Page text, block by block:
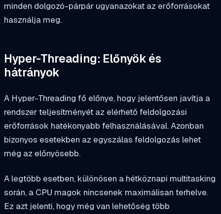
minden dolgozó-párpár ugyanazokat az erőforrásokat
használja meg.
Hyper-Threading: Előnyök és
hátrányok
A Hyper-Threading fő előnye, hogy jelentősen javítja a
rendszer teljesítményét az elérhető feldolgozási
erőforrások hatékonyabb felhasználásával. Azonban
bizonyos esetekben az egyszálas feldolgozás lehet
még az előnyösebb.
A legtöbb esetben, különösen a hétköznapi multitasking
során, a CPU magok nincsenek maximálisan terhelve.
Ez azt jelenti, hogy még van lehetőség több